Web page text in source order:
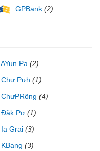
GPBank (2)
AYun Pa (2)
Chư Pưh (1)
ChưPRông (4)
Đăk Pơ (1)
Ia Grai (3)
KBang (3)